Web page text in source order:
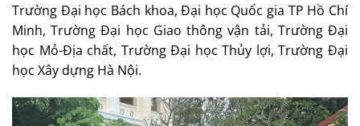
Trường Đại học Bách khoa, Đại học Quốc gia TP Hồ Chí
Minh, Trường Đại học Giao thông vận tải, Trường Đại
học Mỏ-Địa chất, Trường Đại học Thủy lợi, Trường Đại
học Xây dựng Hà Nội.